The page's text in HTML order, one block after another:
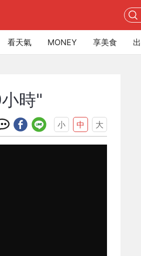
看天氣 MONEY 享美食
時"
小 中 大